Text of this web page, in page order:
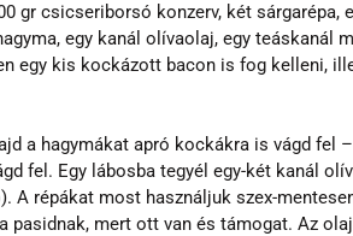
gr csicseriborsó konzerv, két sárgarépa,
egy kanál olívaolaj, egy teáskanál
egy kis kockázott bacon is fog kelleni,
a hagymákat apró kockákra is vágd fel
fel. Egy lábosba tegyél egy-két kanál
A répákat most használjuk szex-
pasidnak, mert ott van és támogat. Az